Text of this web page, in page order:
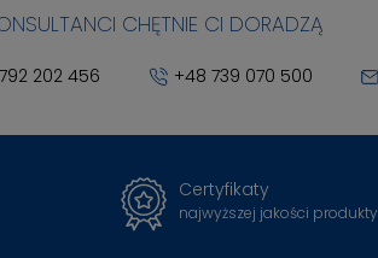
CHĘTNIE CI DORADZĄ
202 456 +48 739 070 500
Certyfikaty
najwyższej jakości produkty